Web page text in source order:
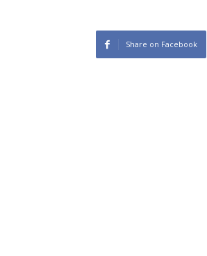
Share on Facebook